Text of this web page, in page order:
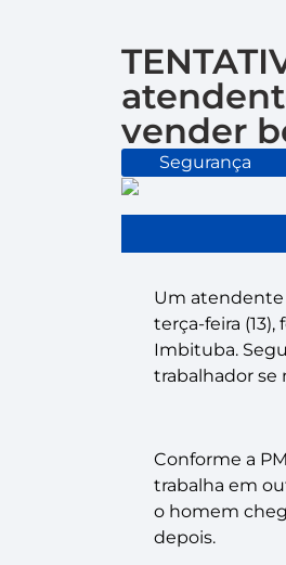
vender
Segurança
Um atendente
terça-feira
Imbituba.
trabalhador se
Conforme a
trabalha em
o homem
depois.